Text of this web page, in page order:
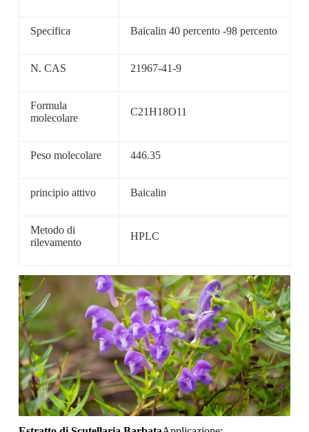
Specifica Baicalin 40 percento -98 percento
N. CAS 21967-41-9
Formula
molecolare
C21H18O11
Peso molecolare 446.35
principio attivo Baicalin
Metodo di
rilevamento
HPLC